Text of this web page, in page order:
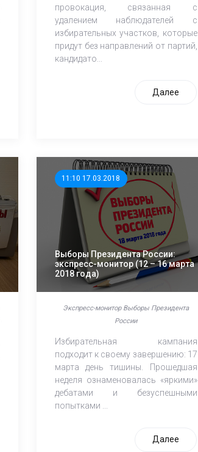
провокация, связанная с
удалением наблюдателей с
избирательных участков, которые
придут без направлений от партий,
кандидато...
Далее
11:10 17.03.2018
Выборы Президента России:
экспресс-монитор (12 – 16 марта
2018 года)
Экспресс-монитор Выборы Президента
России
Избирательная кампания
подходит к своему завершению: 17
марта день тишины. Прошедшая
неделя ознаменовалась «яркими»
дебатами и безуспешными
попытками ...
Далее